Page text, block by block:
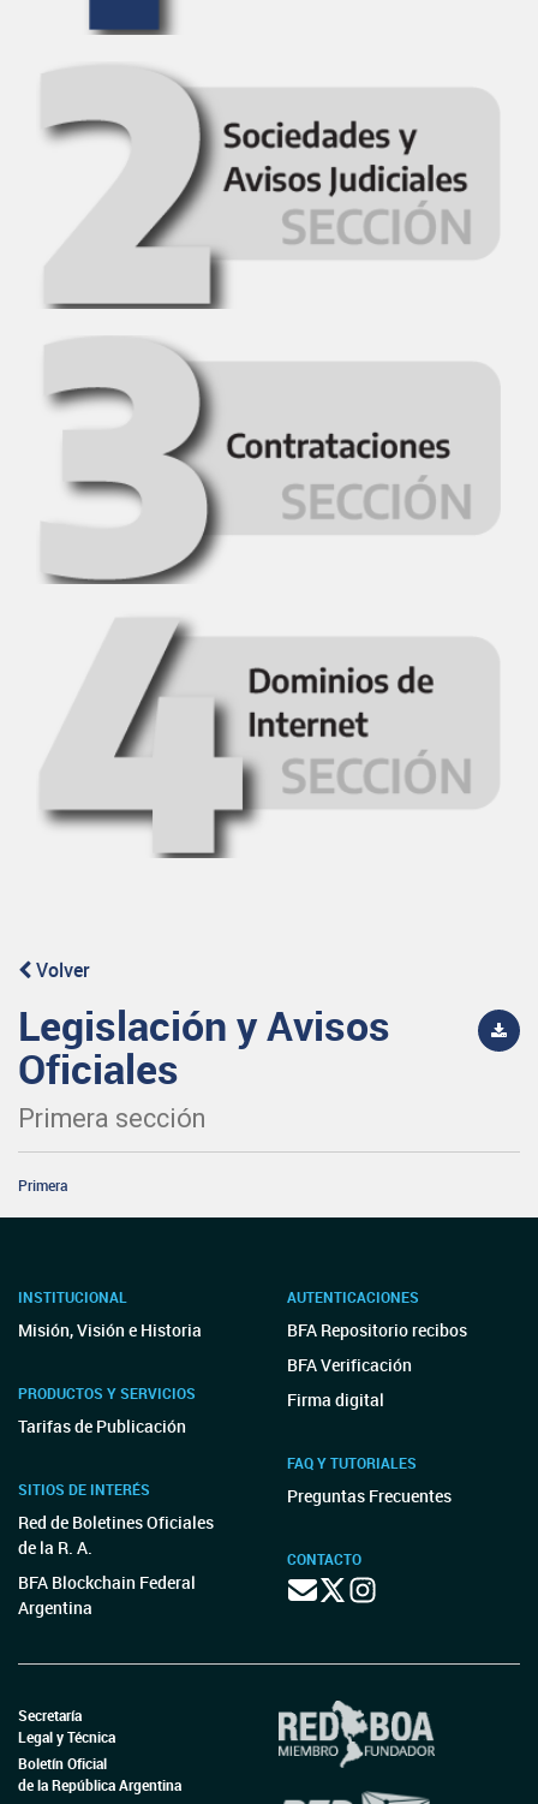
Volver
Legislación y Avisos
Oficiales
Primera sección
Primera
INSTITUCIONAL
Misión, Visión e Historia
PRODUCTOS Y SERVICIOS
Tarifas de Publicación
SITIOS DE INTERÉS
Red de Boletines Oficiales
de la R. A.
BFA Blockchain Federal
Argentina
AUTENTICACIONES
BFA Repositorio recibos
BFA Verificación
Firma digital
FAQ Y TUTORIALES
Preguntas Frecuentes
CONTACTO
Secretaría
Legal y Técnica
Boletín Oficial
de la República Argentina